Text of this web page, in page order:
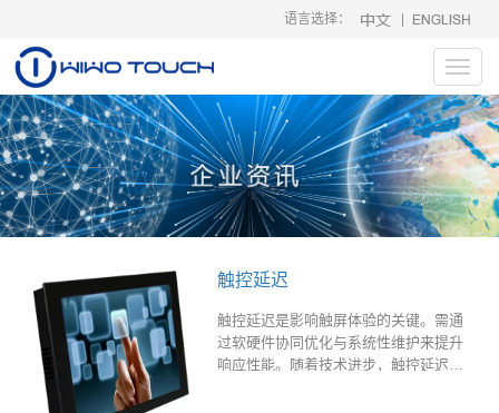
语言选择：
触控延迟
触控延迟是影响触屏体验的关键。需通
过软硬件协同优化与系统性维护来提升
响应性能。随着技术进步，触控延迟问